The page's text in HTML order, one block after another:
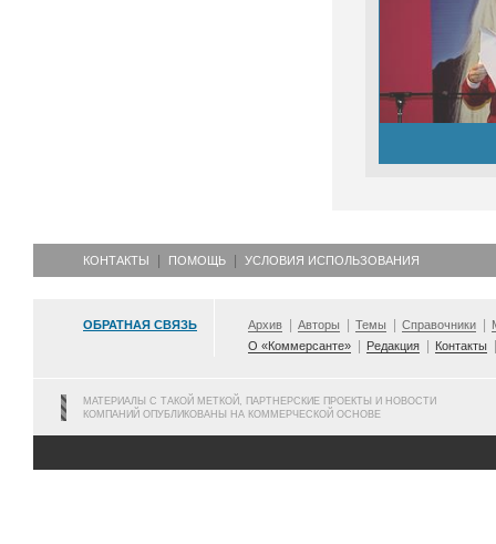
КОНТАКТЫ ПОМОЩЬ УСЛОВИЯ ИСПОЛЬЗОВАНИЯ
ОБРАТНАЯ СВЯЗЬ Архив Авторы Темы Справочники
О «Коммерсанте»
Редакция Контакты
МАТЕРИАЛЫ С ТАКОЙ МЕТКОЙ, ПАРТНЕРСКИЕ ПРОЕКТЫ И НОВОСТИ
КОМПАНИЙ ОПУБЛИКОВАНЫ НА КОММЕРЧЕСКОЙ ОСНОВЕ